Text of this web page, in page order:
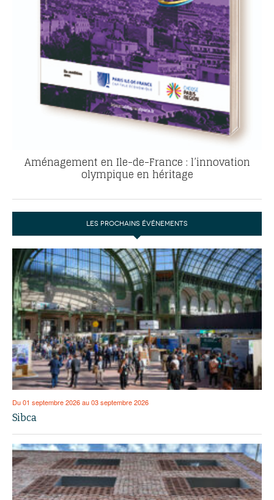
Aménagement en Ile-de-France : l’innovation
olympique en héritage
LES PROCHAINS ÉVÉNEMENTS
Du 01 septembre 2026 au 03 septembre 2026
Sibca